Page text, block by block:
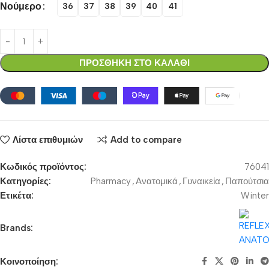
Νούμερο 36 37 38 39 40 41
ΠΡΟΣΘΗΚΗ ΣΤΟ ΚΑΛΑΘΙ
Λίστα επιθυμιών Add to compare
Κωδικός προϊόντος:
76041
Κατηγορίες:
Pharmacy,Ανατομικά , Γυναικεία , Παπούτσια
Ετικέτα:
Winter
Brands:
Κοινοποίηση: